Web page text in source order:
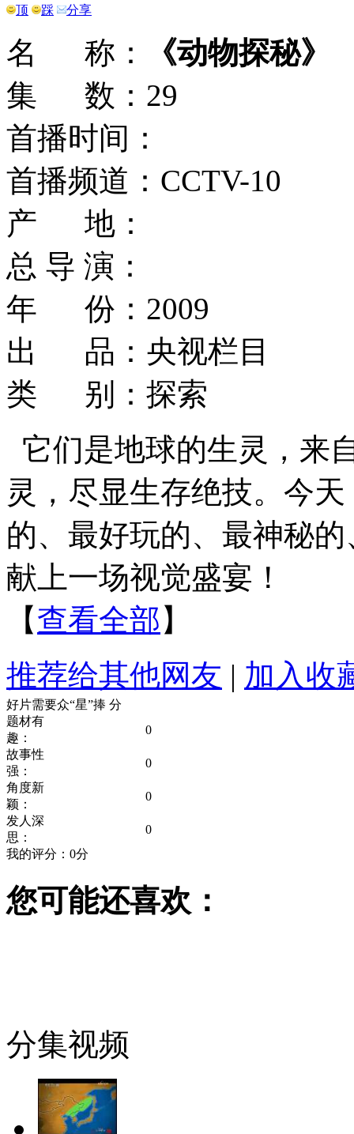
顶 踩 分享
名 称：
《动物探秘》
集 数：29
首播时间：
首播频道：CCTV-10
产 地：
总 导 演：
年 份：2009
出 品：央视栏目
类 别：探索
它们是地球的生灵，来
灵，尽显生存绝技。今
的、最好玩的、最神秘
献上一场视觉盛宴！
【查看全部 】
推荐给其他网友 | 加入收
好片需要众“星”捧 分
题材有
趣：
0
故事性
强：
0
角度新
颖：
0
发人深
思：
0
我的评分： 0分
您可能还喜欢：
分集视频